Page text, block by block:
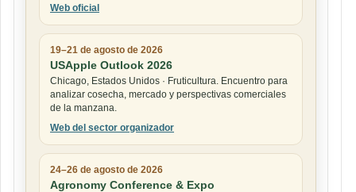
Web oficial
19–21 de agosto de 2026
USApple Outlook 2026
Chicago, Estados Unidos · Fruticultura. Encuentro para
analizar cosecha, mercado y perspectivas comerciales
de la manzana.
Web del sector organizador
24–26 de agosto de 2026
Agronomy Conference & Expo